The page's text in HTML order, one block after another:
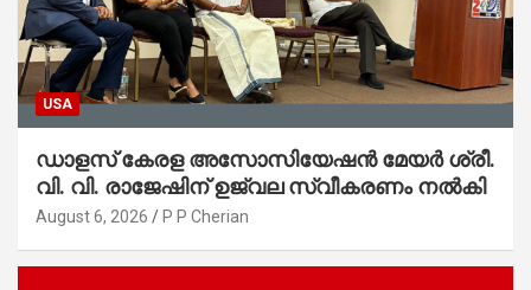
USA
ഡാളസ് കേരള അസോസിയേഷൻ മേയർ ശ്രീ.
വി. വി. രാജേഷിന് ഉജ്വല സ്വീകരണം നൽകി
August 6, 2026 P P Cherian